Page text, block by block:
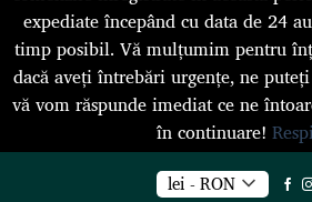
expediate începând cu data de 24
timp posibil. Vă mulțumim pentru
dacă aveți întrebări urgențe, ne
vă vom răspunde imediat ce ne
în continuare!
lei - RON